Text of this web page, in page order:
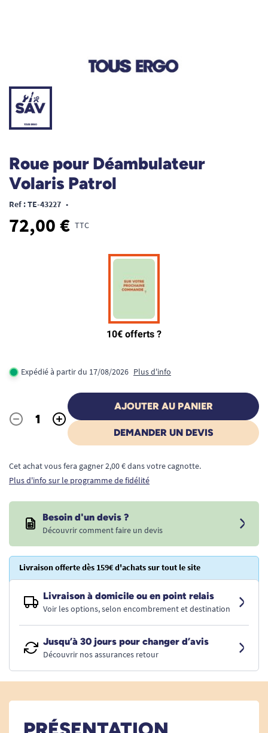
Roue pour Déambulateur
Volaris Patrol
Ref : TE-43227 •
72,00 € TTC
Expédié à partir du 17/08/2026 Plus d'info
Quantité
- +
AJOUTER AU PANIER
DEMANDER UN DEVIS
Cet achat vous fera gagner 2,00 € dans votre cagnotte.
Plus d'info sur le programme de fidélité
Besoin d'un devis ?
Découvrir comment faire un devis
Livraison offerte dès 159€ d'achats sur tout le site
Livraison à domicile ou en point relais
Voir les options, selon encombrement et destination
Jusqu’à 30 jours pour changer d’avis
Découvrir nos assurances retour